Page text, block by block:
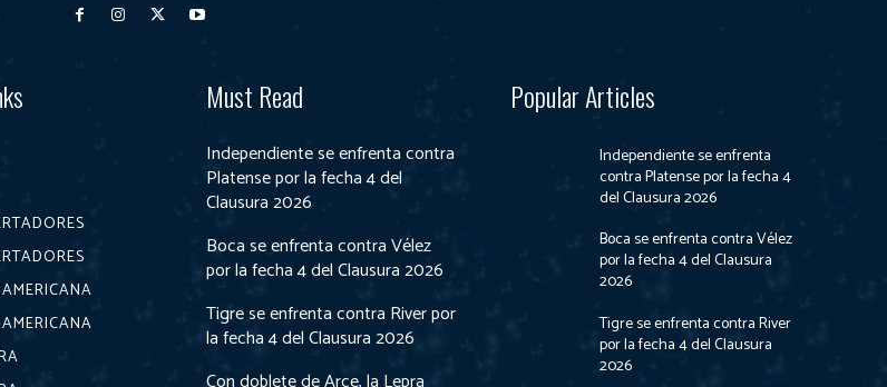
Must Read
Independiente se enfrenta contra
Platense por la fecha 4 del
Clausura 2026
Boca se enfrenta contra Vélez
por la fecha 4 del Clausura 2026
Tigre se enfrenta contra River por
la fecha 4 del Clausura 2026
Popular Articles
Independiente se enfrenta
contra Platense por la fecha 4
del Clausura 2026
Boca se enfrenta contra Vélez
por la fecha 4 del Clausura
2026
Tigre se enfrenta contra River
por la fecha 4 del Clausura
2026